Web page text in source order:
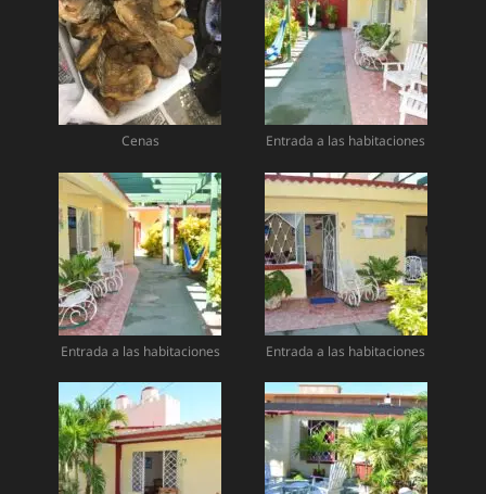
Cenas Entrada a las habitaciones
Entrada a las habitaciones Entrada a las habitaciones